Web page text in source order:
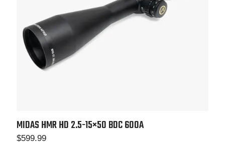
MIDAS HMR HD 2.5-15×50 BDC 600A
$599.99